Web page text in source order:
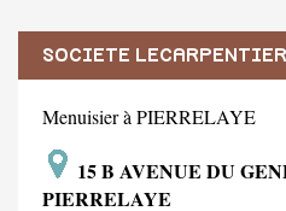
SOCIETE LECARPENTIER
Menuisier à PIERRELAYE
15 B AVENUE DU
PIERRELAYE